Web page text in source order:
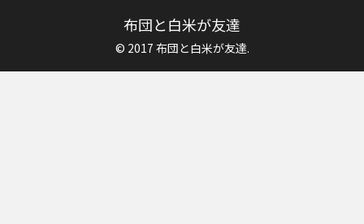
布団と白米が友達
© 2017 布団と白米が友達.